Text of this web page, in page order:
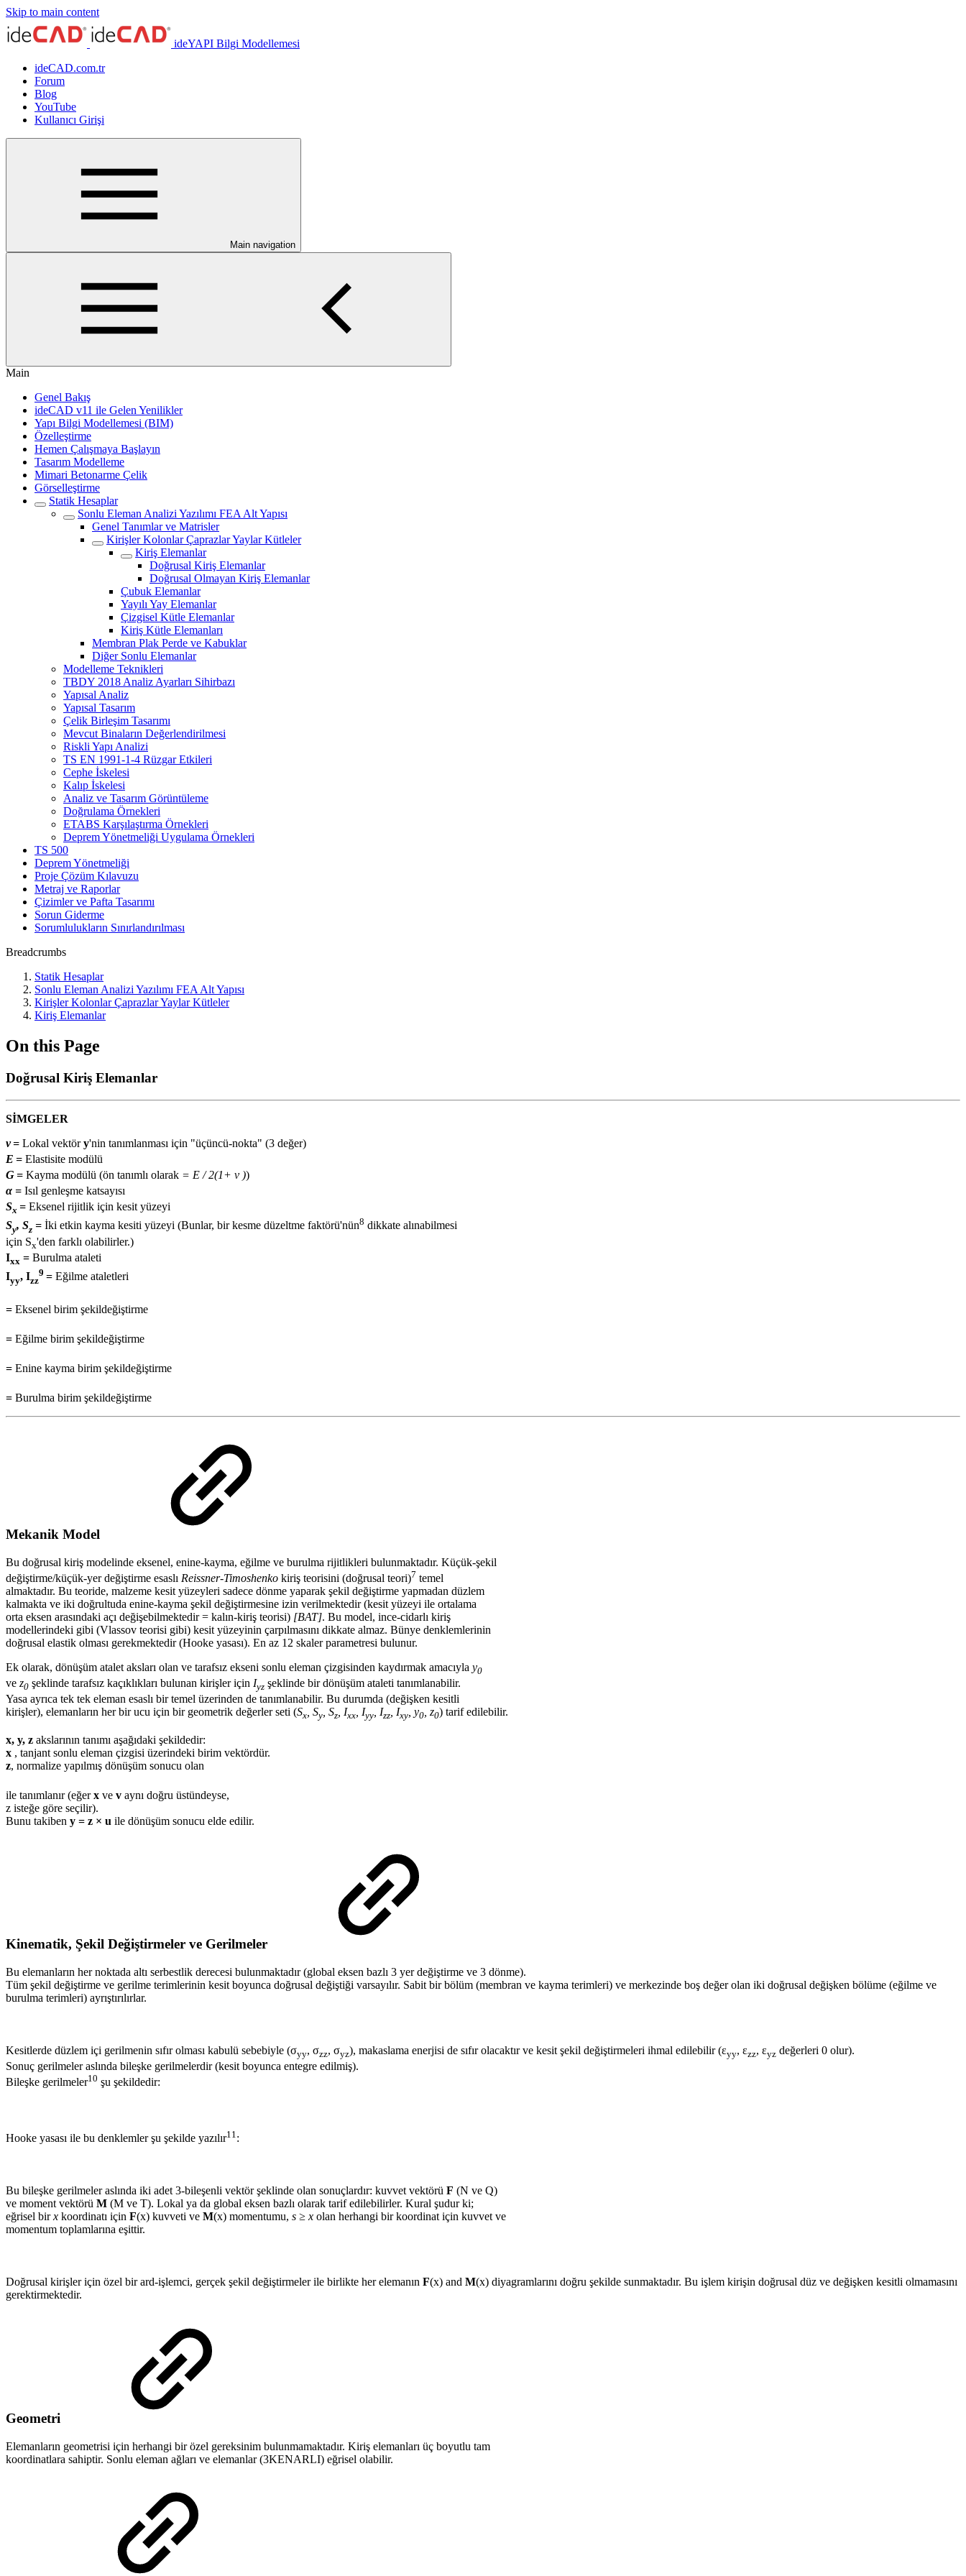
Skip to main content
ideYAPI Bilgi Modellemesi
ideCAD.com.tr
Forum
Blog
YouTube
Kullanıcı Girişi
Main navigation
Main
Genel Bakış
ideCAD v11 ile Gelen Yenilikler
Yapı Bilgi Modellemesi (BIM)
Özelleştirme
Hemen Çalışmaya Başlayın
Tasarım Modelleme
Mimari Betonarme Çelik
Görselleştirme
Statik Hesaplar
Sonlu Eleman Analizi Yazılımı FEA Alt Yapısı
Genel Tanımlar ve Matrisler
Kirişler Kolonlar Çaprazlar Yaylar Kütleler
Kiriş Elemanlar
Doğrusal Kiriş Elemanlar
Doğrusal Olmayan Kiriş Elemanlar
Çubuk Elemanlar
Yayılı Yay Elemanlar
Çizgisel Kütle Elemanlar
Kiriş Kütle Elemanları
Membran Plak Perde ve Kabuklar
Diğer Sonlu Elemanlar
Modelleme Teknikleri
TBDY 2018 Analiz Ayarları Sihirbazı
Yapısal Analiz
Yapısal Tasarım
Çelik Birleşim Tasarımı
Mevcut Binaların Değerlendirilmesi
Riskli Yapı Analizi
TS EN 1991-1-4 Rüzgar Etkileri
Cephe İskelesi
Kalıp İskelesi
Analiz ve Tasarım Görüntüleme
Doğrulama Örnekleri
ETABS Karşılaştırma Örnekleri
Deprem Yönetmeliği Uygulama Örnekleri
TS 500
Deprem Yönetmeliği
Proje Çözüm Kılavuzu
Metraj ve Raporlar
Çizimler ve Pafta Tasarımı
Sorun Giderme
Sorumlulukların Sınırlandırılması
Breadcrumbs
Statik Hesaplar
Sonlu Eleman Analizi Yazılımı FEA Alt Yapısı
Kirişler Kolonlar Çaprazlar Yaylar Kütleler
Kiriş Elemanlar
On this Page
Doğrusal Kiriş Elemanlar
SİMGELER
v = Lokal vektöry'nin tanımlanması için "üçüncü-nokta" (3 değer)
E = Elastisite modülü
G = Kayma modülü (ön tanımlı olarak = E / 2(1+ ν ))
α = Isıl genleşme katsayısı
Sx = Eksenel rijitlik için kesit yüzeyi
Sy, Sz = İki etkin kayma kesiti yüzeyi (Bunlar, bir kesme düzeltme faktörü'nün8 dikkate alınabilmesi
için Sx'den farklı olabilirler.)
Ixx = Burulma ataleti
Iyy, Izz
9 = Eğilme ataletleri
= Eksenel birim şekildeğiştirme
= Eğilme birim şekildeğiştirme
= Enine kayma birim şekildeğiştirme
= Burulma birim şekildeğiştirme
Mekanik Model
Bu doğrusal kiriş modelinde eksenel, enine-kayma, eğilme ve burulma rijitlikleri bulunmaktadır. Küçük-şekil
değiştirme/küçük-yer değiştirme esaslı Reissner-Timoshenko kiriş teorisini (doğrusal teori)7 temel
almaktadır. Bu teoride, malzeme kesit yüzeyleri sadece dönme yaparak şekil değiştirme yapmadan düzlem
kalmakta ve iki doğrultuda enine-kayma şekil değiştirmesine izin verilmektedir (kesit yüzeyi ile ortalama
orta eksen arasındaki açı değişebilmektedir = kalın-kiriş teorisi) [BAT]. Bu model, ince-cidarlı kiriş
modellerindeki gibi (Vlassov teorisi gibi) kesit yüzeyinin çarpılmasını dikkate almaz. Bünye denklemlerinin
doğrusal elastik olması gerekmektedir (Hooke yasası). En az 12 skaler parametresi bulunur.
Ek olarak, dönüşüm atalet aksları olan ve tarafsız ekseni sonlu eleman çizgisinden kaydırmak amacıyla y0
ve z0 şeklinde tarafsız kaçıklıkları bulunan kirişler için Iyz şeklinde bir dönüşüm ataleti tanımlanabilir.
Yasa ayrıca tek tek eleman esaslı bir temel üzerinden de tanımlanabilir. Bu durumda (değişken kesitli
kirişler), elemanların her bir ucu için bir geometrik değerler seti (Sx , Sy , Sz , Ixx , Iyy , Izz , Ixy , y0 , z0) tarif edilebilir.
x, y, z akslarının tanımı aşağıdaki şekildedir:
x , tanjant sonlu eleman çizgisi üzerindeki birim vektördür.
z, normalize yapılmış dönüşüm sonucu olan
ile tanımlanır (eğerx ve v aynı doğru üstündeyse,
z isteğe göre seçilir).
Bunu takiben y = z × u ile dönüşüm sonucu elde edilir.
Kinematik, Şekil Değiştirmeler ve Gerilmeler
Bu elemanların her noktada altı serbestlik derecesi bulunmaktadır (global eksen bazlı 3 yer değiştirme ve 3 dönme).
Tüm şekil değiştirme ve gerilme terimlerinin kesit boyunca doğrusal değiştiği varsayılır. Sabit bir bölüm (membran ve kayma terimleri) ve merkezinde boş değer olan iki doğrusal değişken bölüme (eğilme ve
burulma terimleri) ayrıştırılırlar.
Kesitlerde düzlem içi gerilmenin sıfır olması kabulü sebebiyle (σyy, σzz, σyz), makaslama enerjisi de sıfır olacaktır ve kesit şekil değiştirmeleri ihmal edilebilir (εyy, εzz, εyz değerleri 0 olur).
Sonuç gerilmeler aslında bileşke gerilmelerdir (kesit boyunca entegre edilmiş).
Bileşke gerilmeler10 şu şekildedir:
Hooke yasası ile bu denklemler şu şekilde yazılır11 :
Bu bileşke gerilmeler aslında iki adet 3-bileşenli vektör şeklinde olan sonuçlardır: kuvvet vektörü F (N ve Q)
ve moment vektörü M (M ve T). Lokal ya da global eksen bazlı olarak tarif edilebilirler. Kural şudur ki;
eğrisel birx koordinatı için F(x) kuvveti ve M(x) momentumu, s ≥ x olan herhangi bir koordinat için kuvvet ve
momentum toplamlarına eşittir.
Doğrusal kirişler için özel bir ard-işlemci, gerçek şekil değiştirmeler ile birlikte her elemanın F(x) and M(x) diyagramlarını doğru şekilde sunmaktadır. Bu işlem kirişin doğrusal düz ve değişken kesitli olmamasını
gerektirmektedir.
Geometri
Elemanların geometrisi için herhangi bir özel gereksinim bulunmamaktadır. Kiriş elemanları üç boyutlu tam
koordinatlara sahiptir. Sonlu eleman ağları ve elemanlar (3KENARLI) eğrisel olabilir.